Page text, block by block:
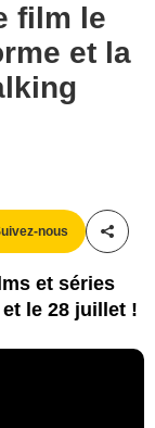
film le
et la
nous
et séries
le 28 juillet !